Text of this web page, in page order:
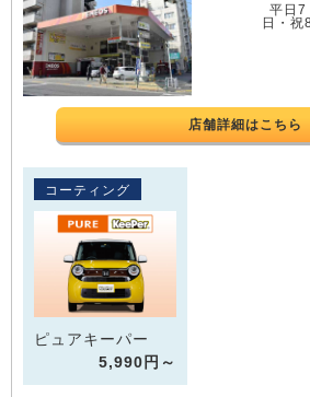
平日
日・
店舗詳細はこちら
コーティング
ピュアキーパー
5,990円～